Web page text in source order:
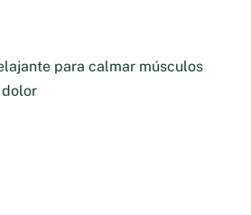
para calmar músculos